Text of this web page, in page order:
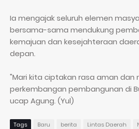
Ia mengajak seluruh elemen
bersama-sama mendukung
kemajuan dan kesejahteraan
depan.
"Mari kita ciptakan rasa aman dan
perkembangan pembangunan di
ucap Agung. (Yul)
Tags Baru berita Lintas Daerah